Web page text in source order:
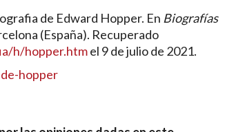
de Edward Hopper. En Biografías
(España). Recuperado
h/hopper.htmel 9 de julio de 2021.
hopper